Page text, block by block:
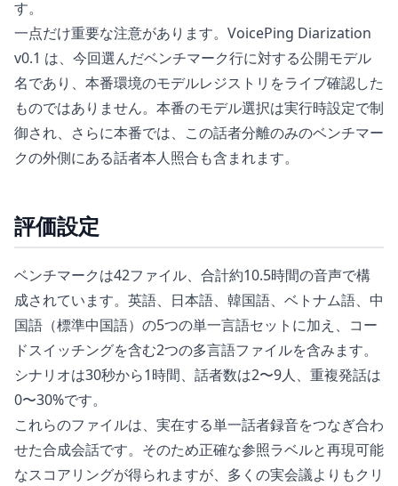
す。
一点だけ重要な注意があります。VoicePing Diarization
v0.1 は、今回選んだベンチマーク行に対する公開モデル
名であり、本番環境のモデルレジストリをライブ確認した
ものではありません。本番のモデル選択は実行時設定で制
御され、さらに本番では、この話者分離のみのベンチマー
クの外側にある話者本人照合も含まれます。
評価設定
ベンチマークは42ファイル、合計約10.5時間の音声で構
成されています。英語、日本語、韓国語、ベトナム語、中
国語（標準中国語）の5つの単一言語セットに加え、コー
ドスイッチングを含む2つの多言語ファイルを含みます。
シナリオは30秒から1時間、話者数は2〜9人、重複発話は
0〜30%です。
これらのファイルは、実在する単一話者録音をつなぎ合わ
せた合成会話です。そのため正確な参照ラベルと再現可能
なスコアリングが得られますが、多くの実会議よりもクリ